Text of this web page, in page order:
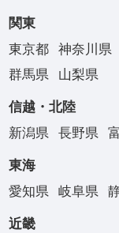
関東
東京都
神奈川県
群馬県
山梨県
信越・北陸
新潟県
長野県
東海
愛知県
岐阜県
近畿